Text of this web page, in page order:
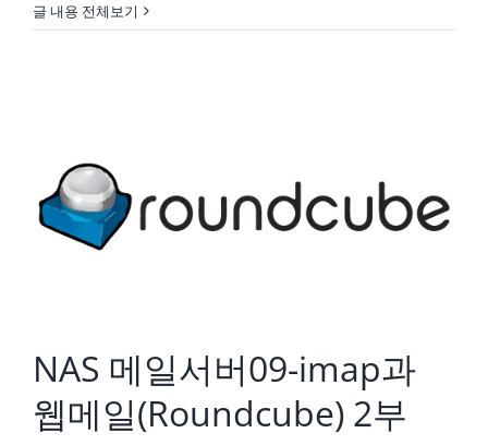
글 내용 전체보기
NAS 메일서버09-imap과
웹메일(Roundcube) 2부